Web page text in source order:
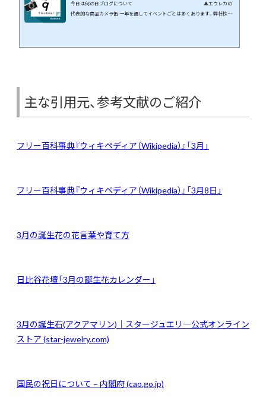
今日は何の日ブログについて ▲エウレカの
代表的な商品カメラ缶 一年を通してイベントごとは多くあります。弊社株式
主な引用元、参考文献のご紹介
フリー百科事典『ウィキペディア（Wikipedia）』「3月」
フリー百科事典『ウィキペディア（Wikipedia）』「3月8日」
3月の誕生花の花言葉や育て方
日比谷花壇「3月の誕生花カレンダー」
3月の誕生石(アクアマリン)｜スタージュエリ―公式オンライン
ストア (star-jewelry.com)
国民の祝日について – 内閣府 (cao.go.jp)